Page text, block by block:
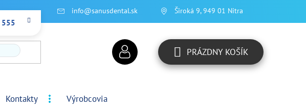
555
info@sanusdental.sk Široká 9, 949 01 Nitra
NÁKUPNÝ
PRÁZDNY KOŠÍK
Kontakty Výrobcovia